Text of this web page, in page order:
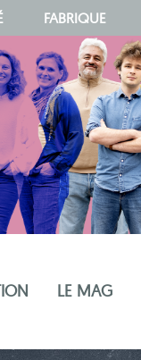
FABRIQUE
LE MAG